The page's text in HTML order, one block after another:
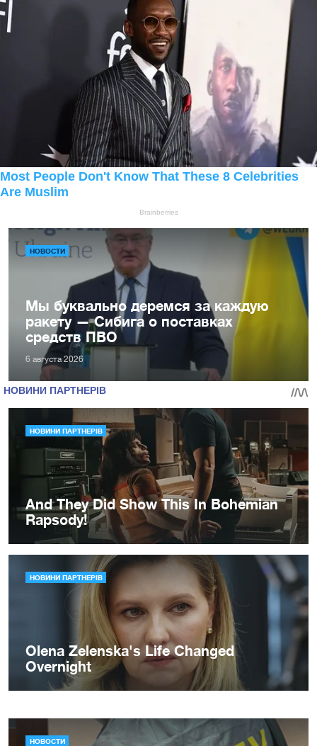
НОВОСТИ
Мы буквально деремся за каждую
ракету — Сибига о поставках
средств ПВО
6 августа 2026
НОВОСТИ